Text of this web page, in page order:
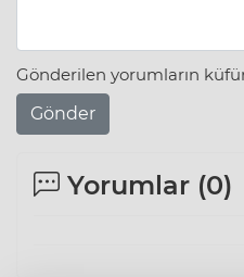
Gönderilen yorumların
Gönder
Yorumlar (0)